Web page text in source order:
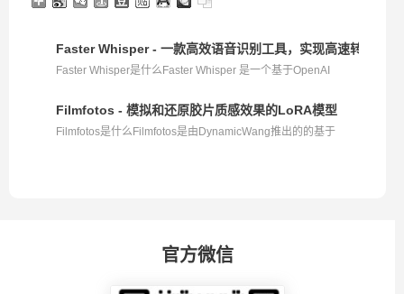
Faster Whisper - 一款高效语音识别工具，实现高速转写和快
Faster Whisper是什么Faster Whisper 是一个基于OpenAI
Filmfotos - 模拟和还原胶片质感效果的LoRA模型
Filmfotos是什么Filmfotos是由DynamicWang推出的的基于
官方微信